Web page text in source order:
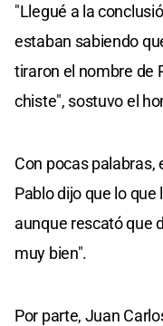
"Llegué a la
estaban sabiendo
tiraron el nombre de
chiste", sostuvo el
Con pocas palabras,
Pablo dijo que lo
aunque rescató que
muy bien".
Por parte, Juan